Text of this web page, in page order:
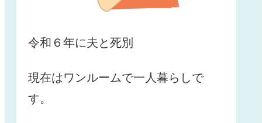
令和６年に夫と死別
現在はワンルームで一人暮らしで
す。